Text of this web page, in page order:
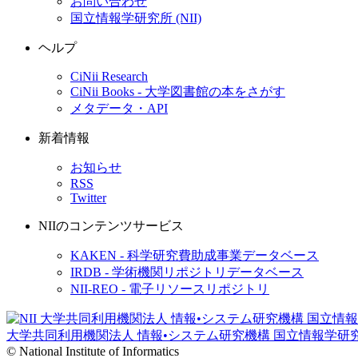
国立情報学研究所 (NII)
ヘルプ
CiNii Research
CiNii Books - 大学図書館の本をさがす
メタデータ・API
新着情報
お知らせ
RSS
Twitter
NIIのコンテンツサービス
KAKEN - 科学研究費助成事業データベース
IRDB - 学術機関リポジトリデータベース
NII-REO - 電子リソースリポジトリ
大学共同利用機関法人 情報•システム研究機構 国立情報学研
© National Institute of Informatics